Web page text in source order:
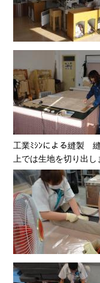
工業ﾐｼﾝによる縫製
上では生地を切り出し